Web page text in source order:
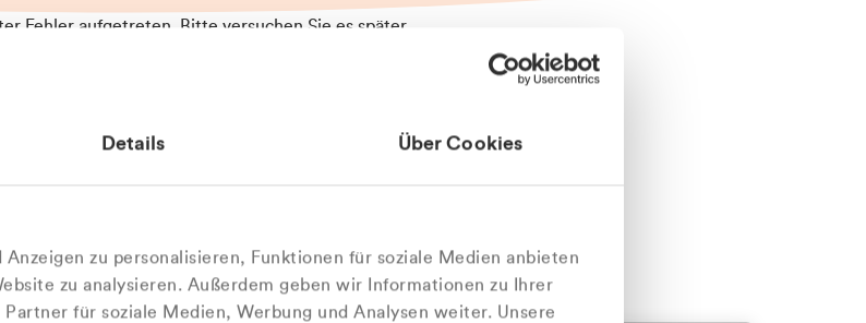
Details Über Cookies
zu personalisieren, Funktionen für soziale Medien anbieten
zu analysieren. Außerdem geben wir Informationen zu Ihrer
für soziale Medien, Werbung und Analysen weiter. Unsere
Fehler aufgetreten. Bitte versuchen Sie es später
an. Wir entschuldigen uns für eventuelle
Sie uns persönlich
Wir sind gerne für Sie da